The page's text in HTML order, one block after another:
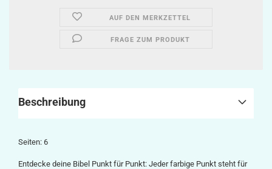
AUF DEN MERKZETTEL
FRAGE ZUM PRODUKT
Beschreibung
Seiten: 6
Entdecke deine Bibel Punkt für Punkt: Jeder farbige Punkt steht für